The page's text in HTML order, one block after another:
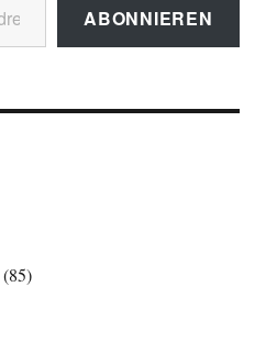
ABONNIEREN
(85)